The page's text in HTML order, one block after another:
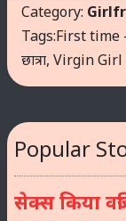
Category:
Tags:First time -
छात्रा, Virgin Girl
Popular
सेक्स किया